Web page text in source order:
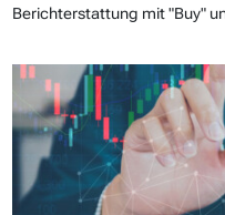
Berichterstattung mit "Buy"